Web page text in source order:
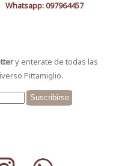
Whatsapp: 097964457
y enterate de todas las
Pittamiglio.